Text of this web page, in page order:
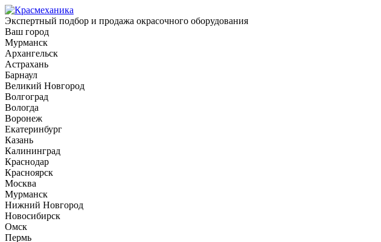
Экспертный подбор и продажа окрасочного оборудования
Ваш город
Мурманск
Архангельск
Астрахань
Барнаул
Великий Новгород
Волгоград
Вологда
Воронеж
Екатеринбург
Казань
Калининград
Краснодар
Красноярск
Москва
Мурманск
Нижний Новгород
Новосибирск
Омск
Пермь